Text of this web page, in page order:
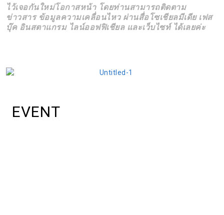
ไว้เจอกันใหม่โอกาสหน้า โดยท่านสามารถติดตาม
ข่าวสาร ข้อมูลความเคลื่อนไหว ผ่านสื่อโซเชียลมีเดีย เฟส
บุ๊ค อินสตาแกรม ไลน์ออฟฟิเชียล และเว็บไซท์ ได้เลยค่ะ
EVENT